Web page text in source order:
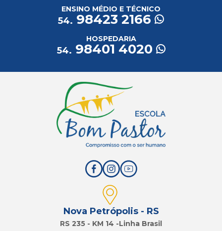
ENSINO MÉDIO E TÉCNICO
54. 98423 2166
HOSPEDARIA
54. 98401 4020
Nova Petrópolis - RS
RS 235 - KM 14 -Linha Brasil